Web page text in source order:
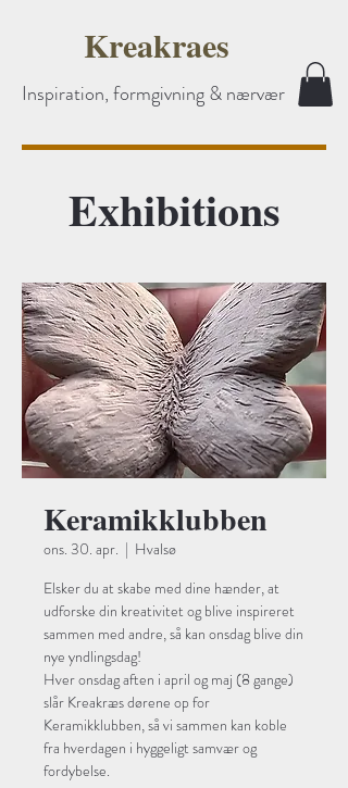
Kreakraes
Inspiration, formgivning & nærvær
Keramikklubben
ons. 30. apr.
  |
Hvalsø
Elsker du at skabe med dine hænder, at
udforske din kreativitet og blive inspireret
sammen med andre, så kan onsdag blive din
nye yndlingsdag!
Hver onsdag aften i april og maj (8 gange)
slår Kreakræs dørene op for
Keramikklubben, så vi sammen kan koble
fra hverdagen i hyggeligt samvær og
fordybelse.
Exhibitions